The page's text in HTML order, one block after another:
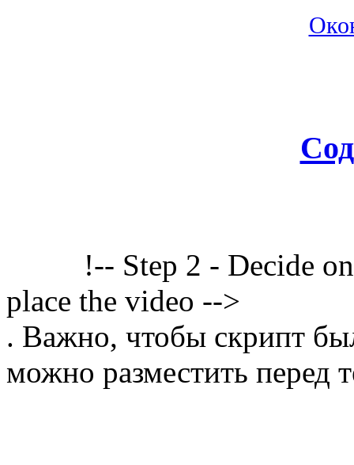
!-- Step 2 - Decide
place the video -->
. Важно, чтобы скрипт
можно разместить перед